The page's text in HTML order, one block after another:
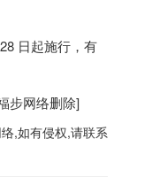
日起施行，有
步网络删除]
,如有侵权,请联系